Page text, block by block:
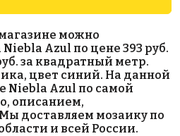
AKE098
Испания
313x495
можно
Azul по цене 393 руб.
за квадратный метр.
цвет синий. На данной
Niebla Azul по самой
описанием,
доставляем мозаику по
и всей России.